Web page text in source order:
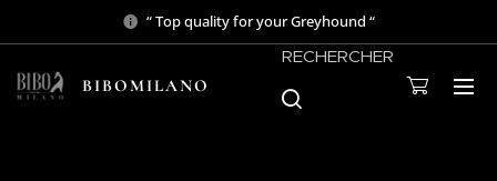
“ Top quality for your Greyhound “
BIBOMILANO
RECHERCHER